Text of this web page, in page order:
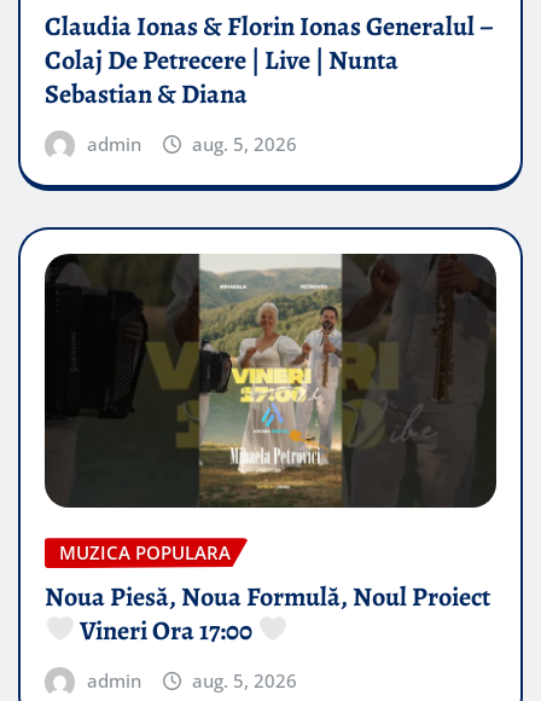
Claudia Ionas & Florin Ionas Generalul –
Colaj De Petrecere | Live | Nunta
Sebastian & Diana
admin aug. 5, 2026
MUZICA POPULARA
Noua Piesă, Noua Formulă, Noul Proiect
Vineri Ora 17:00
admin aug. 5, 2026